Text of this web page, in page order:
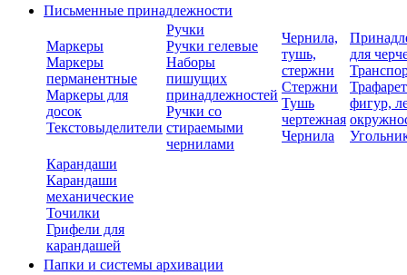
Письменные принадлежности
Маркеры
Маркеры
перманентные
Маркеры для
досок
Текстовыделители
Ручки
Ручки гелевые
Наборы
пишущих
принадлежностей
Ручки со
стираемыми
чернилами
Чернила,
тушь,
стержни
Стержни
Тушь
чертежная
Чернила
для
фигур,
Карандаши
Карандаши
механические
Точилки
Грифели для
карандашей
Папки и системы архивации